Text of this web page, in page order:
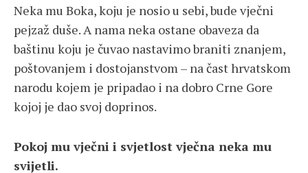
Neka mu Boka, koju je nosio u sebi, bude vječni
pejzaž duše. A nama neka ostane obaveza da
baštinu koju je čuvao nastavimo braniti znanjem,
poštovanjem i dostojanstvom – na čast hrvatskom
narodu kojem je pripadao i na dobro Crne Gore
kojoj je dao svoj doprinos.
Pokoj mu vječni i svjetlost vječna neka mu
svijetli.